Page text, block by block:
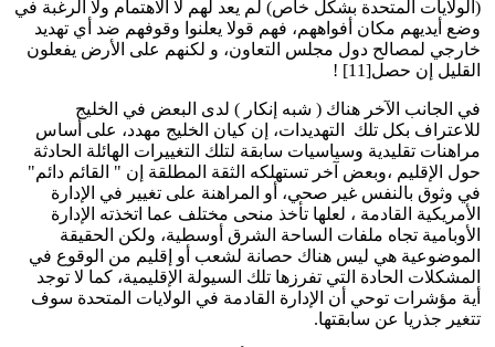
(الولايات المتحدة بشكل خاص) لم يعد لهم لا الاهتمام ولا الرغبة في
وضع أيديهم مكان أفواههم، فهم قولا يعلنوا وقوفهم ضد أي تهديد
خارجي لمصالح دول مجلس التعاون، و لكنهم على الأرض يفعلون
القليل إن حصل[11] !
في الجانب الآخر هناك ( شبه إنكار ) لدى البعض في الخليج
للاعتراف بكل تلك التهديدات، إن كيان الخليج مهدد، على أساس
مراهنات تقليدية وسياسيات سابقة لتلك التغييرات الهائلة الحادثة
حول الإقليم ،وبعض آخر تستهلكه الثقة المطلقة إن " القائم دائم"
في وثوق بالنفس غير صحي، أو المراهنة على تغيير في الإدارة
الأمريكية القادمة ، لعلها تأخذ منحى مختلف عما اتخذته الإدارة
الأوبامية تجاه ملفات الساحة الشرق أوسطية، ولكن الحقيقة
الموضوعية هي ليس هناك حصانة لشعب أو إقليم من الوقوع في
المشكلات الحادة التي تفرزها تلك السيولة الإقليمية، كما لا توجد
أية مؤشرات توحي أن الإدارة القادمة في الولايات المتحدة سوف
تتغير جذريا عن سابقتها.